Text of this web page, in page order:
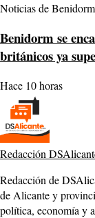
Noticias de Benidorm
Benidorm se
británicos ya
Hace 10 horas
Redacción
Redacción de
de Alicante y
política, economía y